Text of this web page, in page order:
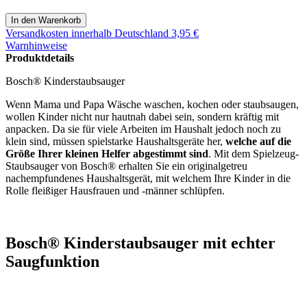
Versandkosten innerhalb Deutschland 3,95 €
Warnhinweise
Produktdetails
Bosch® Kinderstaubsauger
Wenn Mama und Papa Wäsche waschen, kochen oder staubsaugen,
wollen Kinder nicht nur hautnah dabei sein, sondern kräftig mit
anpacken. Da sie für viele Arbeiten im Haushalt jedoch noch zu
klein sind, müssen spielstarke Haushaltsgeräte her, welche auf die
Größe Ihrer kleinen Helfer abgestimmt sind. Mit dem Spielzeug-
Staubsauger von Bosch® erhalten Sie ein originalgetreu
nachempfundenes Haushaltsgerät, mit welchem Ihre Kinder in die
Rolle fleißiger Hausfrauen und -männer schlüpfen.
Bosch® Kinderstaubsauger mit echter
Saugfunktion